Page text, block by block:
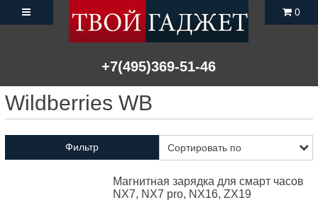
+7(495)369-51-46
0
Wildberries WB
Фильтр
Магнитная зарядка для смарт часов
NX7, NX7 pro, NX16, ZX19